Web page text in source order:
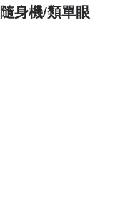
隨身機/類單眼